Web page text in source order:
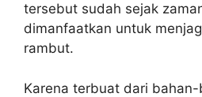
tersebut sudah sejak
dimanfaatkan untuk
rambut.
Karena terbuat dari